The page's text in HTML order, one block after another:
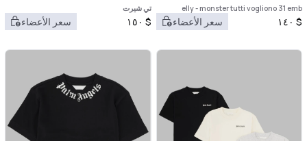
elly - monster tutti vogliono 31 emb
$ ١٤٠ سعر الأعضاء
تي شيرت
$ ١٥٠ سعر الأعضاء